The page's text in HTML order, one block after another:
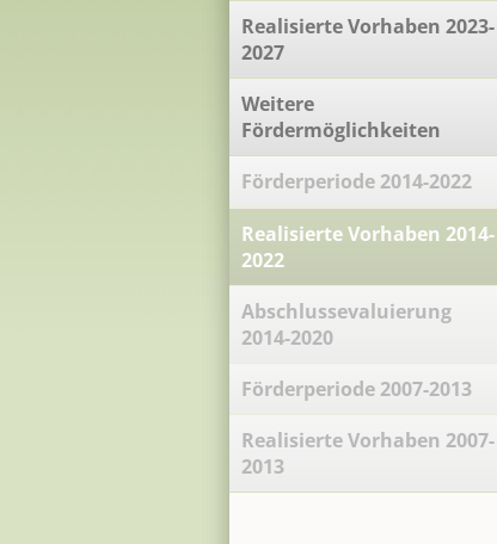
Realisierte Vorhaben 2023-
2027
Weitere
Fördermöglichkeiten
Förderperiode 2014-2022
Realisierte Vorhaben 2014-
2022
Abschlussevaluierung
2014-2020
Förderperiode 2007-2013
Realisierte Vorhaben 2007-
2013